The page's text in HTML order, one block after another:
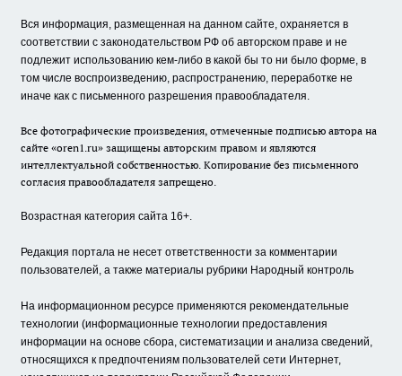
Вся информация, размещенная на данном сайте, охраняется в
соответствии с законодательством РФ об авторском праве и не
подлежит использованию кем-либо в какой бы то ни было форме, в
том числе воспроизведению, распространению, переработке не
иначе как с письменного разрешения правообладателя.
Все фотографические произведения, отмеченные подписью автора на
сайте «oren1.ru» защищены авторским правом и являются
интеллектуальной собственностью. Копирование без письменного
согласия правообладателя запрещено.
Возрастная категория сайта 16+.
Редакция портала не несет ответственности за комментарии
пользователей, а также материалы рубрики Народный контроль
На информационном ресурсе применяются рекомендательные
технологии (информационные технологии предоставления
информации на основе сбора, систематизации и анализа сведений,
относящихся к предпочтениям пользователей сети Интернет,